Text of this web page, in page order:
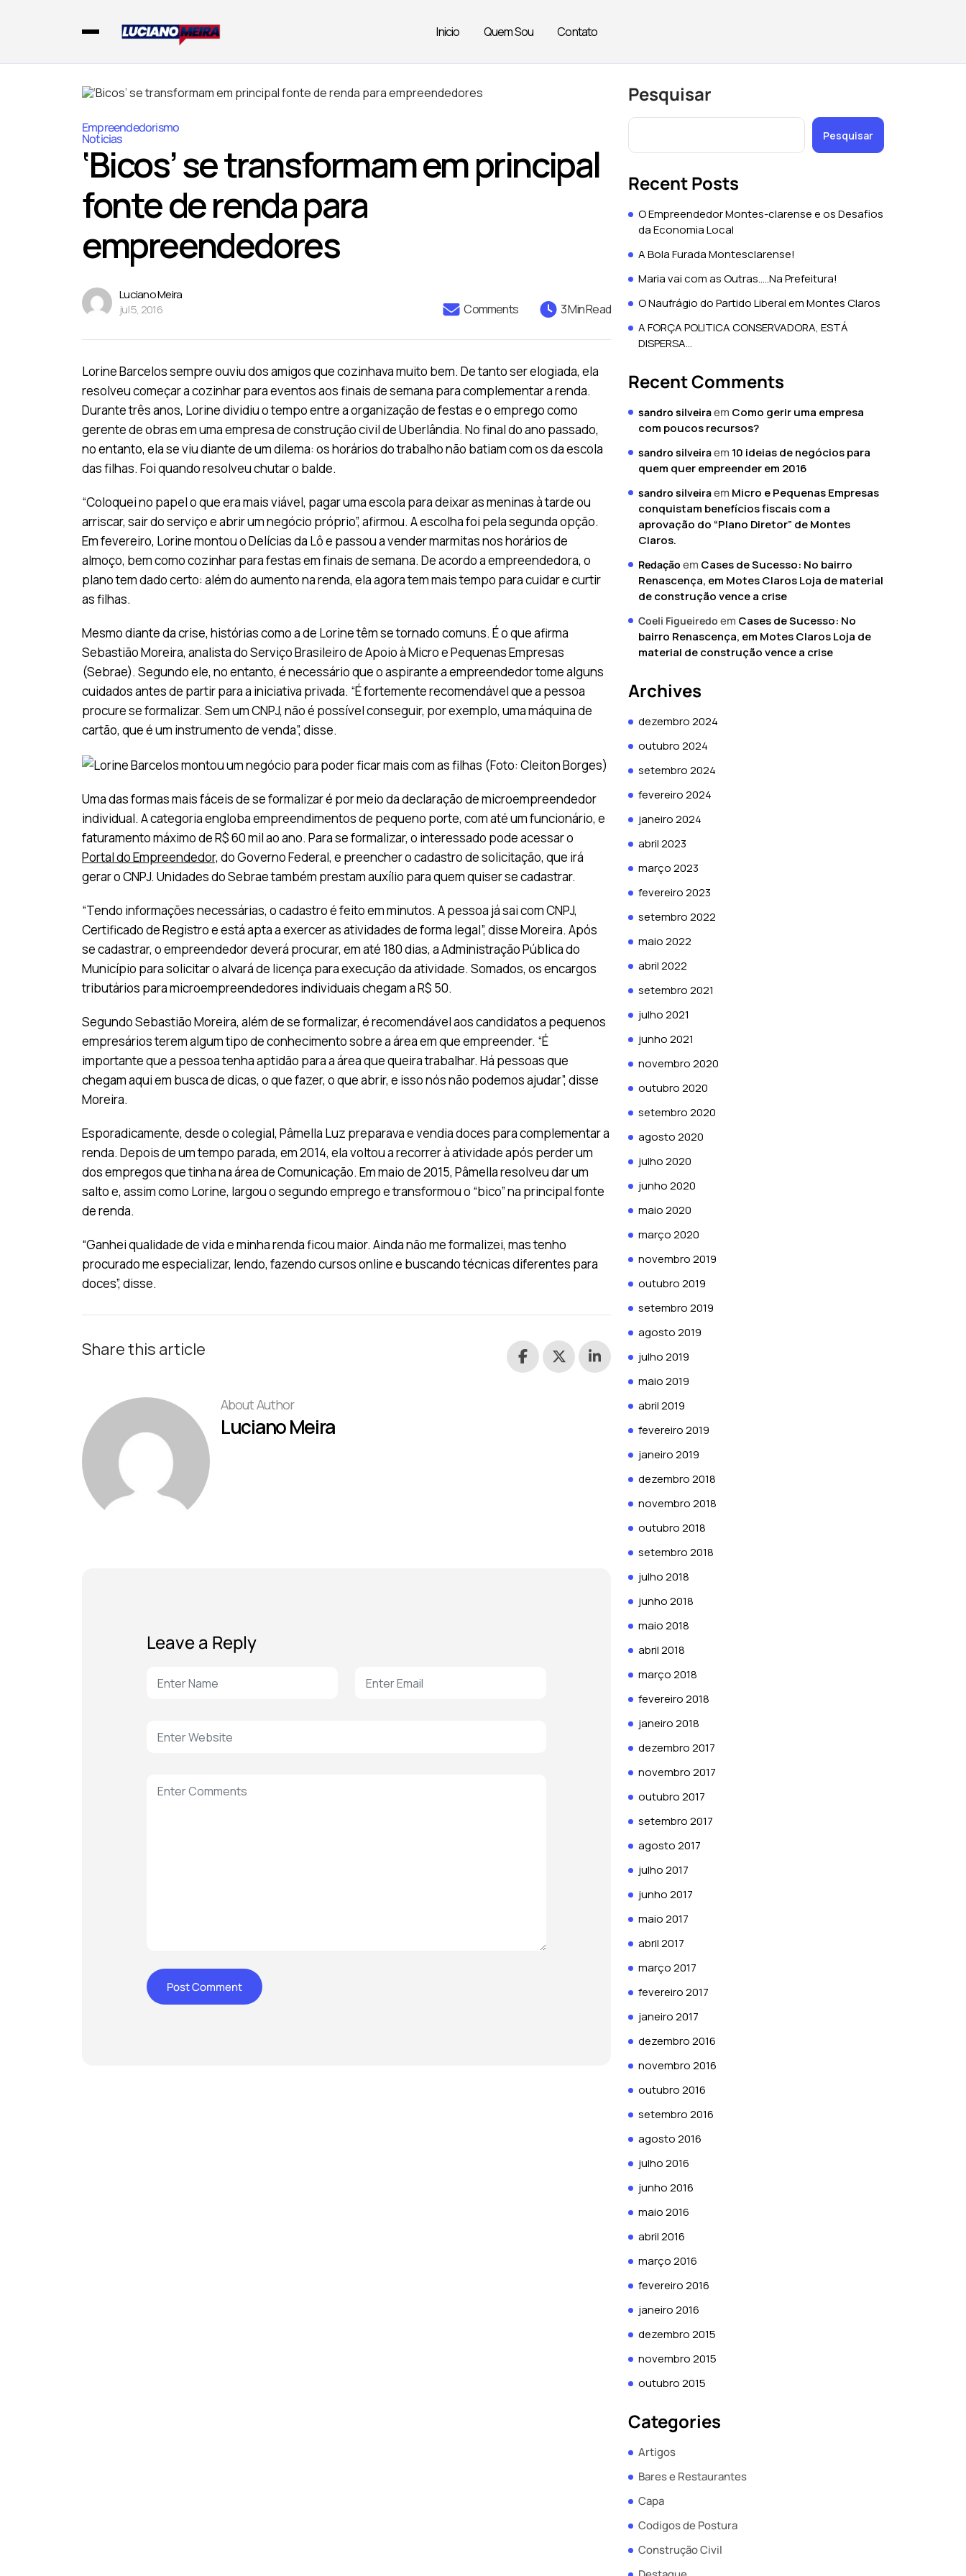
Inicio Quem Sou Contato
Empreendedorismo
Noticias
‘Bicos’ se transformam em principal
fonte de renda para
empreendedores
Luciano Meira
jul 5, 2016
Comments 3 Min Read
Lorine Barcelos sempre ouviu dos amigos que cozinhava muito bem. De tanto ser elogiada, ela
resolveu começar a cozinhar para eventos aos finais de semana para complementar a renda.
Durante três anos, Lorine dividiu o tempo entre a organização de festas e o emprego como
gerente de obras em uma empresa de construção civil de Uberlândia. No final do ano passado,
no entanto, ela se viu diante de um dilema: os horários do trabalho não batiam com os da escola
das filhas. Foi quando resolveu chutar o balde.
“Coloquei no papel o que era mais viável, pagar uma escola para deixar as meninas à tarde ou
arriscar, sair do serviço e abrir um negócio próprio”, afirmou. A escolha foi pela segunda opção.
Em fevereiro, Lorine montou o Delícias da Lô e passou a vender marmitas nos horários de
almoço, bem como cozinhar para festas em finais de semana. De acordo a empreendedora, o
plano tem dado certo: além do aumento na renda, ela agora tem mais tempo para cuidar e curtir
as filhas.
Mesmo diante da crise, histórias como a de Lorine têm se tornado comuns. É o que afirma
Sebastião Moreira, analista do Serviço Brasileiro de Apoio à Micro e Pequenas Empresas
(Sebrae). Segundo ele, no entanto, é necessário que o aspirante a empreendedor tome alguns
cuidados antes de partir para a iniciativa privada. “É fortemente recomendável que a pessoa
procure se formalizar. Sem um CNPJ, não é possível conseguir, por exemplo, uma máquina de
cartão, que é um instrumento de venda”, disse.
Uma das formas mais fáceis de se formalizar é por meio da declaração de microempreendedor
individual. A categoria engloba empreendimentos de pequeno porte, com até um funcionário, e
faturamento máximo de R$ 60 mil ao ano. Para se formalizar, o interessado pode acessar o
Portal do Empreendedor, do Governo Federal, e preencher o cadastro de solicitação, que irá
gerar o CNPJ. Unidades do Sebrae também prestam auxílio para quem quiser se cadastrar.
“Tendo informações necessárias, o cadastro é feito em minutos. A pessoa já sai com CNPJ,
Certificado de Registro e está apta a exercer as atividades de forma legal”, disse Moreira. Após
se cadastrar, o empreendedor deverá procurar, em até 180 dias, a Administração Pública do
Município para solicitar o alvará de licença para execução da atividade. Somados, os encargos
tributários para microempreendedores individuais chegam a R$ 50.
Segundo Sebastião Moreira, além de se formalizar, é recomendável aos candidatos a pequenos
empresários terem algum tipo de conhecimento sobre a área em que empreender. “É
importante que a pessoa tenha aptidão para a área que queira trabalhar. Há pessoas que
chegam aqui em busca de dicas, o que fazer, o que abrir, e isso nós não podemos ajudar”, disse
Moreira.
Esporadicamente, desde o colegial, Pâmella Luz preparava e vendia doces para complementar a
renda. Depois de um tempo parada, em 2014, ela voltou a recorrer à atividade após perder um
dos empregos que tinha na área de Comunicação. Em maio de 2015, Pâmella resolveu dar um
salto e, assim como Lorine, largou o segundo emprego e transformou o “bico” na principal fonte
de renda.
“Ganhei qualidade de vida e minha renda ficou maior. Ainda não me formalizei, mas tenho
procurado me especializar, lendo, fazendo cursos online e buscando técnicas diferentes para
doces”, disse.
Share this article
About Author
Luciano Meira
Leave a Reply
Pesquisar
Pesquisar
Recent Posts
O Empreendedor Montes-clarense e os Desafios
da Economia Local
A Bola Furada Montesclarense!
Maria vai com as Outras…..Na Prefeitura!
O Naufrágio do Partido Liberal em Montes Claros
A FORÇA POLITICA CONSERVADORA, ESTÁ
DISPERSA…
Recent Comments
sandro silveiraem Como gerir uma empresa
com poucos recursos?
sandro silveiraem 10 ideias de negócios para
quem quer empreender em 2016
sandro silveiraem Micro e Pequenas Empresas
conquistam benefícios fiscais com a
aprovação do “Plano Diretor” de Montes
Claros.
Redação em Cases de Sucesso: No bairro
Renascença, em Motes Claros Loja de material
de construção vence a crise
Coeli Figueiredo em Cases de Sucesso: No
bairro Renascença, em Motes Claros Loja de
material de construção vence a crise
Archives
dezembro 2024
outubro 2024
setembro 2024
fevereiro 2024
janeiro 2024
abril 2023
março 2023
fevereiro 2023
setembro 2022
maio 2022
abril 2022
setembro 2021
julho 2021
junho 2021
novembro 2020
outubro 2020
setembro 2020
agosto 2020
julho 2020
junho 2020
maio 2020
março 2020
novembro 2019
outubro 2019
setembro 2019
agosto 2019
julho 2019
maio 2019
abril 2019
fevereiro 2019
janeiro 2019
dezembro 2018
novembro 2018
outubro 2018
setembro 2018
julho 2018
junho 2018
maio 2018
abril 2018
março 2018
fevereiro 2018
janeiro 2018
dezembro 2017
novembro 2017
outubro 2017
setembro 2017
agosto 2017
julho 2017
junho 2017
maio 2017
abril 2017
março 2017
fevereiro 2017
janeiro 2017
dezembro 2016
novembro 2016
outubro 2016
setembro 2016
agosto 2016
julho 2016
junho 2016
maio 2016
abril 2016
março 2016
fevereiro 2016
janeiro 2016
dezembro 2015
novembro 2015
outubro 2015
Categories
Artigos
Bares e Restaurantes
Capa
Codigos de Postura
Construção Civil